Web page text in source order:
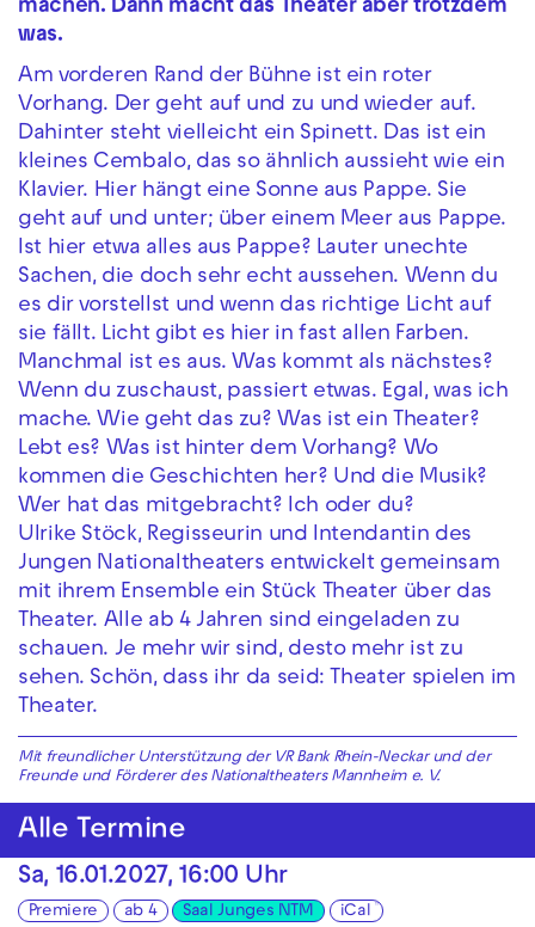
machen. Dann macht das Theater aber trotzdem
was.
Am vorderen Rand der Bühne ist ein roter
Vorhang. Der geht auf und zu und wieder auf.
Dahinter steht vielleicht ein Spinett. Das ist ein
kleines Cembalo, das so ähnlich aussieht wie ein
Klavier. Hier hängt eine Sonne aus Pappe. Sie
geht auf und unter; über einem Meer aus Pappe.
Ist hier etwa alles aus Pappe? Lauter unechte
Sachen, die doch sehr echt aussehen. Wenn du
es dir vorstellst und wenn das richtige Licht auf
sie fällt. Licht gibt es hier in fast allen Farben.
Manchmal ist es aus. Was kommt als nächstes?
Wenn du zuschaust, passiert etwas. Egal, was ich
mache. Wie geht das zu? Was ist ein Theater?
Lebt es? Was ist hinter dem Vorhang? Wo
kommen die Geschichten her? Und die Musik?
Wer hat das mitgebracht? Ich oder du?
Ulrike Stöck, Regisseurin und Intendantin des
Jungen Nationaltheaters entwickelt gemeinsam
mit ihrem Ensemble ein Stück Theater über das
Theater. Alle ab 4 Jahren sind eingeladen zu
schauen. Je mehr wir sind, desto mehr ist zu
sehen. Schön, dass ihr da seid: Theater spielen im
Theater.
Mit freundlicher Unterstützung derVR Bank Rhein-Neckar und der
Freunde und Förderer des Nationaltheaters Mannheim e. V.
Alle Termine
Sa, 16.01.2027, 16:00 Uhr
Premiere ab 4 Saal Junges NTM iCal